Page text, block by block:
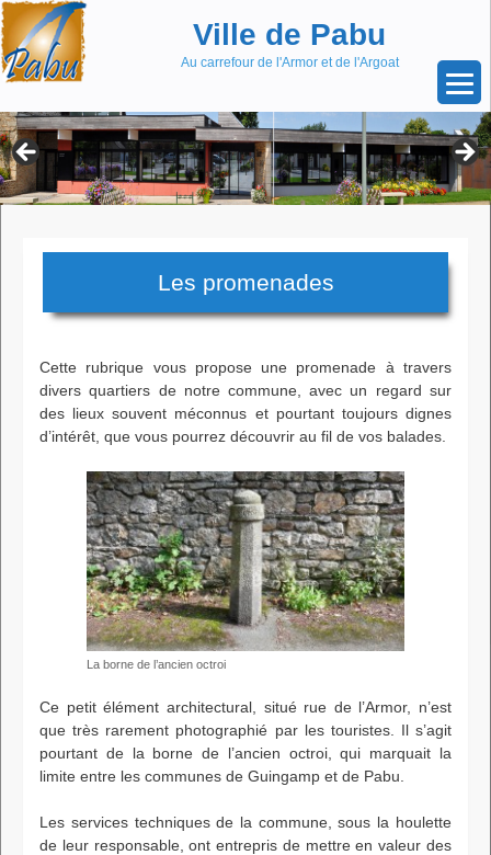
Aller
au
contenu
Skip
to
content
Ville de Pabu
Au carrefour de l'Armor et de l'Argoat
Les promenades
Cette rubrique vous propose une promenade à travers
divers quartiers de notre commune, avec un regard sur
des lieux souvent méconnus et pourtant toujours dignes
d’intérêt, que vous pourrez découvrir au fil de vos balades.
La borne de l’ancien octroi
Ce petit élément architectural, situé rue de l’Armor, n’est
que très rarement photographié par les touristes. Il s’agit
pourtant de la borne de l’ancien octroi, qui marquait la
limite entre les communes de Guingamp et de Pabu.
Les services techniques de la commune, sous la houlette
de leur responsable, ont entrepris de mettre en valeur des